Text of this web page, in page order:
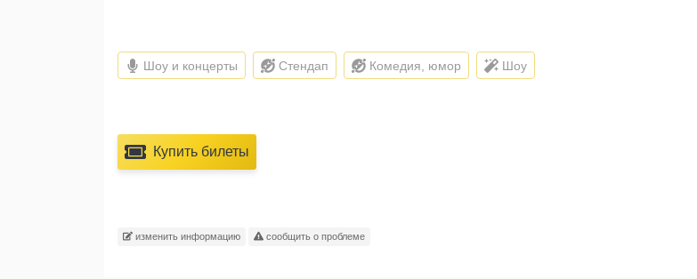
Шоу и концерты Стендап Комедия, юмор Шоу
Купить билеты
изменить информацию сообщить о проблеме